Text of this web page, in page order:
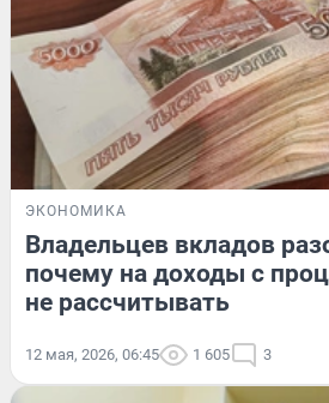
ЭКОНОМИКА
Владельцев вкладов
почему на доходы с
не рассчитывать
12 мая, 2026, 06:45 1 605 3